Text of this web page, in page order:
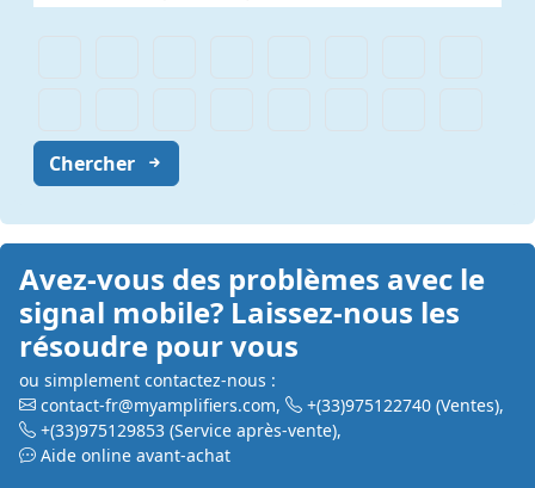
Chercher
Avez-vous des problèmes avec le
signal mobile? Laissez-nous les
résoudre pour vous
ou simplement contactez-nous :
contact-fr@myamplifiers.com, +(33)975122740 (Ventes),
+(33)975129853 (Service après-vente),
Aide online avant-achat